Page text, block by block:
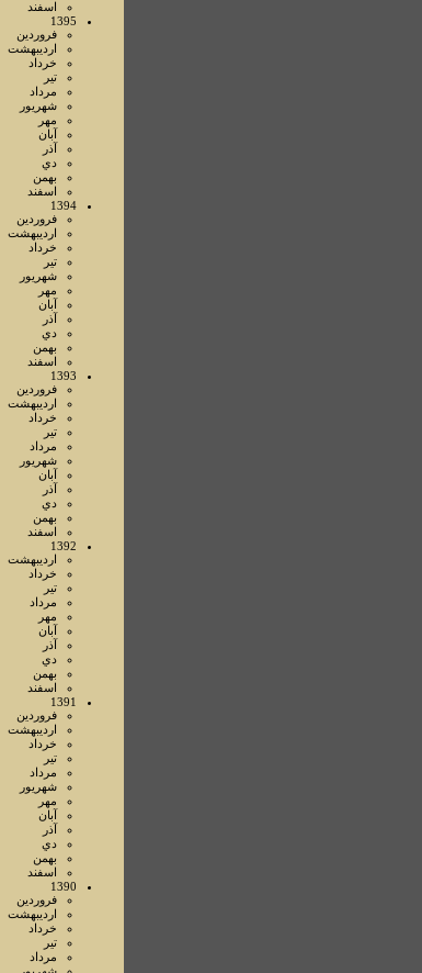
اسفند
1395
فروردين
ارديبهشت
خرداد
تير
مرداد
شهريور
مهر
آبان
آذر
دي
بهمن
اسفند
1394
فروردين
ارديبهشت
خرداد
تير
شهريور
مهر
آبان
آذر
دي
بهمن
اسفند
1393
فروردين
ارديبهشت
خرداد
تير
مرداد
شهريور
آبان
آذر
دي
بهمن
اسفند
1392
ارديبهشت
خرداد
تير
مرداد
مهر
آبان
آذر
دي
بهمن
اسفند
1391
فروردين
ارديبهشت
خرداد
تير
مرداد
شهريور
مهر
آبان
آذر
دي
بهمن
اسفند
1390
فروردين
ارديبهشت
خرداد
تير
مرداد